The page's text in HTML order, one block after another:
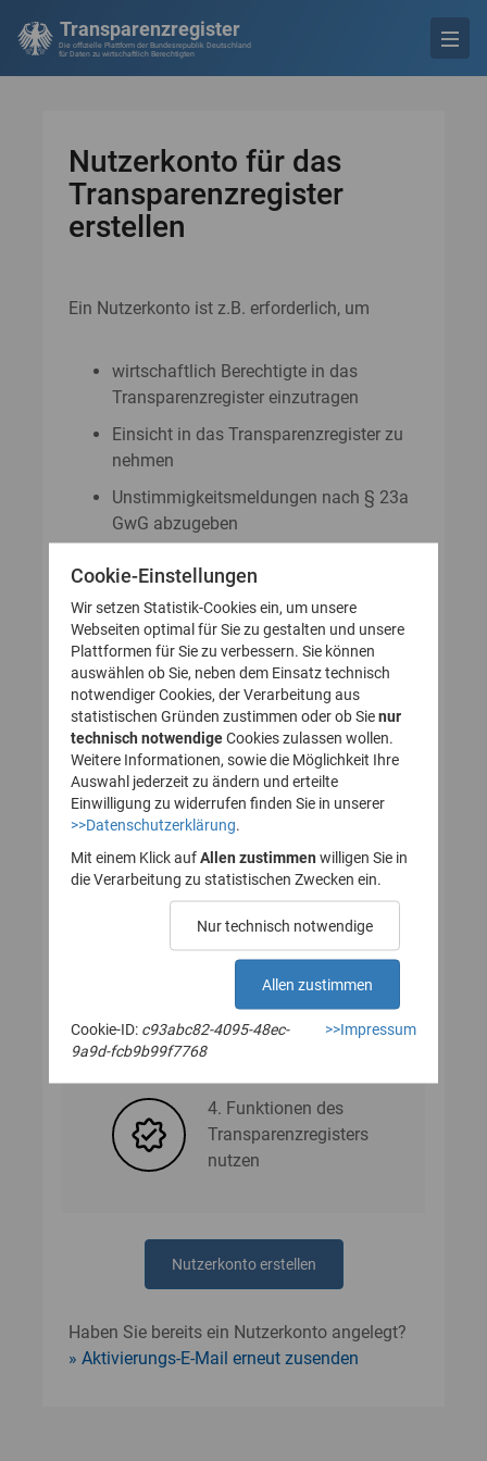
Transparenzregister
Die offizielle Plattform der Bundesrepublik Deutschland
für Daten zu wirtschaftlich Berechtigten
Nutzerkonto für das
Transparenzregister
erstellen
Ein Nutzerkonto ist z.B. erforderlich, um
wirtschaftlich Berechtigte in das
Transparenzregister einzutragen
Einsicht in das Transparenzregister zu
nehmen
Unstimmigkeitsmeldungen nach § 23a
GwG abzugeben
GwG zu stellen
So legen Sie Ihr Nutzerkonto für
das Transparenzregister an
(Registrierung):
1. Nutzerkonto erstellen
des Nutzerkontos
bestätigen
3. Nutzerdaten angeben
4. Funktionen des
Transparenzregisters
nutzen
Nutzerkonto erstellen
Haben Sie bereits ein Nutzerkonto angelegt?
Aktivierungs-E-Mail erneut zusenden
Cookie-Einstellungen
Wir setzen Statistik-Cookies ein, um unsere
Webseiten optimal für Sie zu gestalten und unsere
Plattformen für Sie zu verbessern. Sie können
auswählen ob Sie, neben dem Einsatz technisch
notwendiger Cookies, der Verarbeitung aus
statistischen Gründen zustimmen oder ob Sienur
technisch notwendigeCookies zulassen wollen.
Weitere Informationen, sowie die Möglichkeit Ihre
Auswahl jederzeit zu ändern und erteilte
Einwilligung zu widerrufen finden Sie in unserer
>>Datenschutzerklärung
Mit einem Klick auf Allen zustimmen willigen Sie in
die Verarbeitung zu statistischen Zwecken ein.
Nur technisch notwendige
Allen zustimmen
Cookie-ID: c93abc82-4095-48ec-
9a9d-fcb9b99f7768
>>Impressum